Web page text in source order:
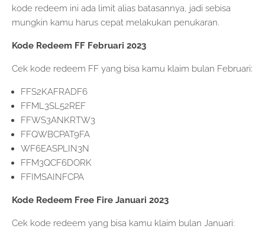
kode redeem ini ada limit alias batasannya, jadi sebisa
mungkin kamu harus cepat melakukan penukaran.
Kode Redeem FF Februari 2023
Cek kode redeem FF yang bisa kamu klaim bulan Februari:
FFS2KAFRADF6
FFML3SL52REF
FFWS3ANKRTW3
FFQWBCPAT9FA
WF6EASPLIN3N
FFM3QCF6DORK
FFIMSAINFCPA
Kode Redeem Free Fire Januari 2023
Cek kode redeem yang bisa kamu klaim bulan Januari: